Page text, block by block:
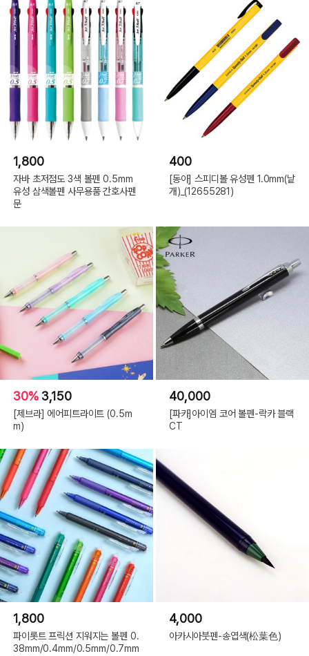
1,800
자바 초저점도 3색 볼펜 0.5mm
유성 삼색볼펜 사무용품 간호사펜
문
400
[동아] 스피디볼 유성펜 1.0mm(낱
개)_(12655281)
30% 3,150
[제브라] 에어피트라이트 (0.5m
m)
40,000
[파카]아이엠 코어 볼펜-락카 블랙
CT
1,800
파이롯트 프릭션 지워지는 볼펜 0.
38mm/0.4mm/0.5mm/0.7mm
4,000
아카시아붓펜-송엽색(松葉色)